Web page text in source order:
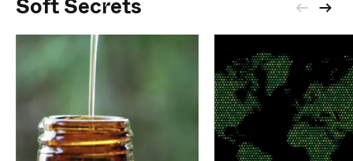
Soft Secrets